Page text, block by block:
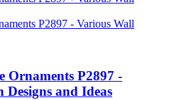
Ornaments P2897 -
and Ideas